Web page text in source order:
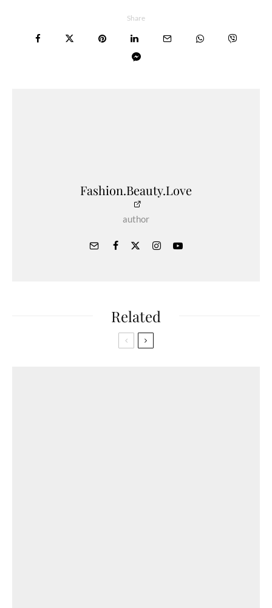
Share
Fashion.Beauty.Love
author
Related